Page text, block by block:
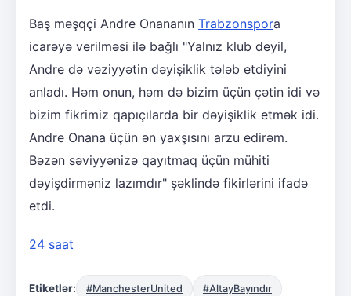
Baş məşqçi Andre Onananın Trabzonspora
icarəyə verilməsi ilə bağlı "Yalnız klub deyil,
Andre də vəziyyətin dəyişiklik tələb etdiyini
anladı. Həm onun, həm də bizim üçün çətin idi və
bizim fikrimiz qapıçılarda bir dəyişiklik etmək idi.
Andre Onana üçün ən yaxşısını arzu edirəm.
Bəzən səviyyənizə qayıtmaq üçün mühiti
dəyişdirməniz lazımdır" şəklində fikirlərini ifadə
etdi.
24 saat
Etiketlər: #ManchesterUnited #AltayBayındır